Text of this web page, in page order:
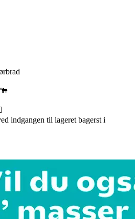
indgangen til lageret bagerst i